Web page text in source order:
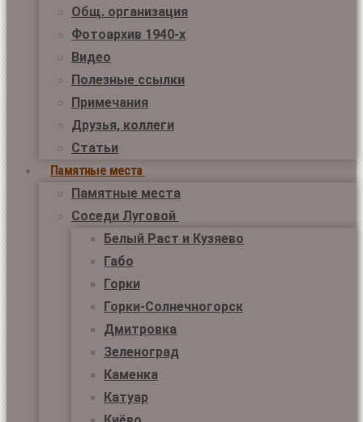
Общ. организация
Фотоархив 1940-х
Видео
Полезные ссылки
Примечания
Друзья, коллеги
Статьи
Памятные места
Памятные места
Соседи Луговой
Белый Раст и Кузяево
Габо
Горки
Горки-Солнечногорск
Дмитровка
Зеленоград
Каменка
Катуар